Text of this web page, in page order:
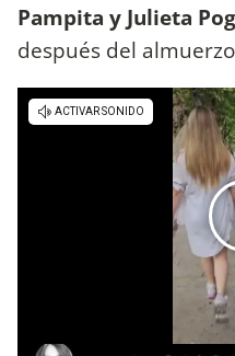
Pampita y Julieta
después del